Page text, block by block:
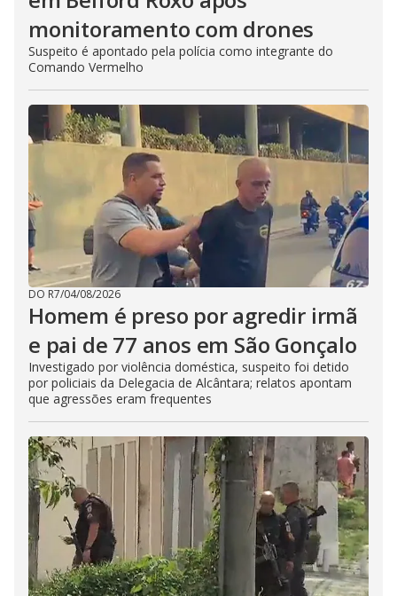
monitoramento com drones
Suspeito é apontado pela polícia como integrante do
Comando Vermelho
DO R7/04/08/2026
Homem é preso por agredir irmã
e pai de 77 anos em São Gonçalo
Investigado por violência doméstica, suspeito foi detido
por policiais da Delegacia de Alcântara; relatos apontam
que agressões eram frequentes